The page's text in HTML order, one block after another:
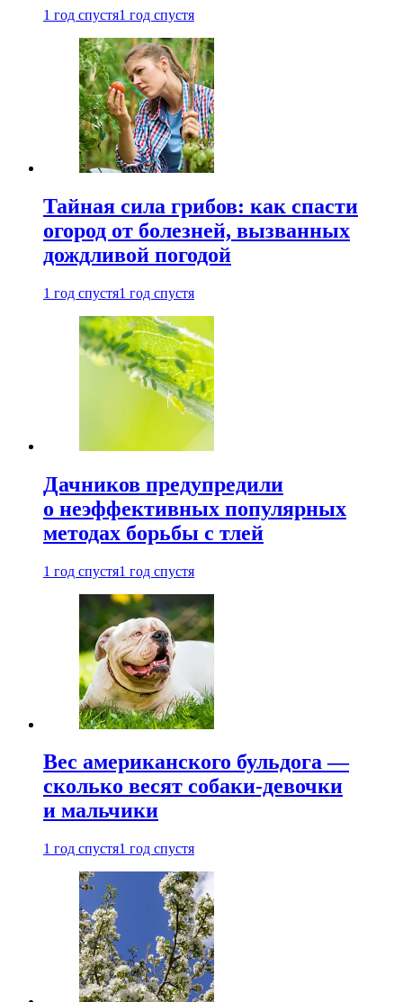
1 год спустя1 год спустя
Тайная сила грибов: как спасти
огород от болезней, вызванных
дождливой погодой
1 год спустя1 год спустя
Дачников предупредили
о неэффективных популярных
методах борьбы с тлей
1 год спустя1 год спустя
Вес американского бульдога —
сколько весят собаки-девочки
и мальчики
1 год спустя1 год спустя